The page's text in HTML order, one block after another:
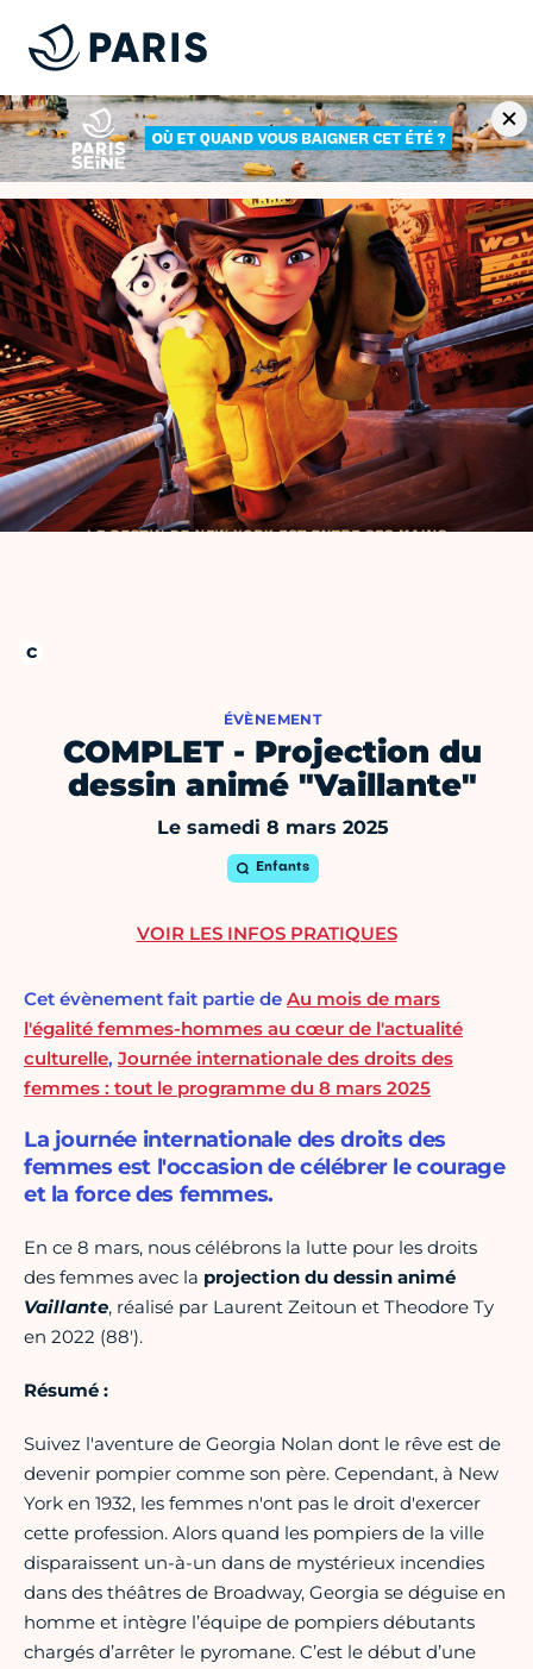
ÉVÈNEMENT
COMPLET - Projection du
dessin animé "Vaillante"
Le samedi 8 mars 2025
Enfants
Cet évènement fait partie de Au mois de mars
l'égalité femmes-hommes au cœur de l'actualité
culturelle, Journée internationale des droits des
femmes : tout le programme du 8 mars 2025
La journée internationale des droits des
femmes est l'occasion de célébrer le courage
et la force des femmes.
En ce 8 mars, nous célébrons la lutte pour les droits
des femmes avec la projection du dessin animé
Vaillante, réalisé par Laurent Zeitoun et Theodore Ty
en 2022 (88').
Résumé :
Suivez l'aventure de Georgia Nolan dont le rêve est de
devenir pompier comme son père. Cependant, à New
York en 1932, les femmes n'ont pas le droit d'exercer
cette profession. Alors quand les pompiers de la ville
disparaissent un-à-un dans de mystérieux incendies
dans des théâtres de Broadway, Georgia se déguise en
homme et intègre l’équipe de pompiers débutants
chargés d’arrêter le pyromane. C’est le début d’une
VOIR LES INFOS PRATIQUES